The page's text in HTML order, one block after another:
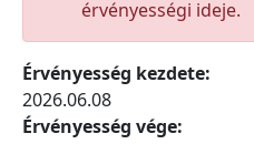
érvényességi ideje.
Érvényesség kezdete:
2026.06.08
Érvényesség vége: